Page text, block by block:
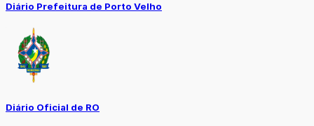
Diário Prefeitura de Porto Velho
Diário Oficial de RO